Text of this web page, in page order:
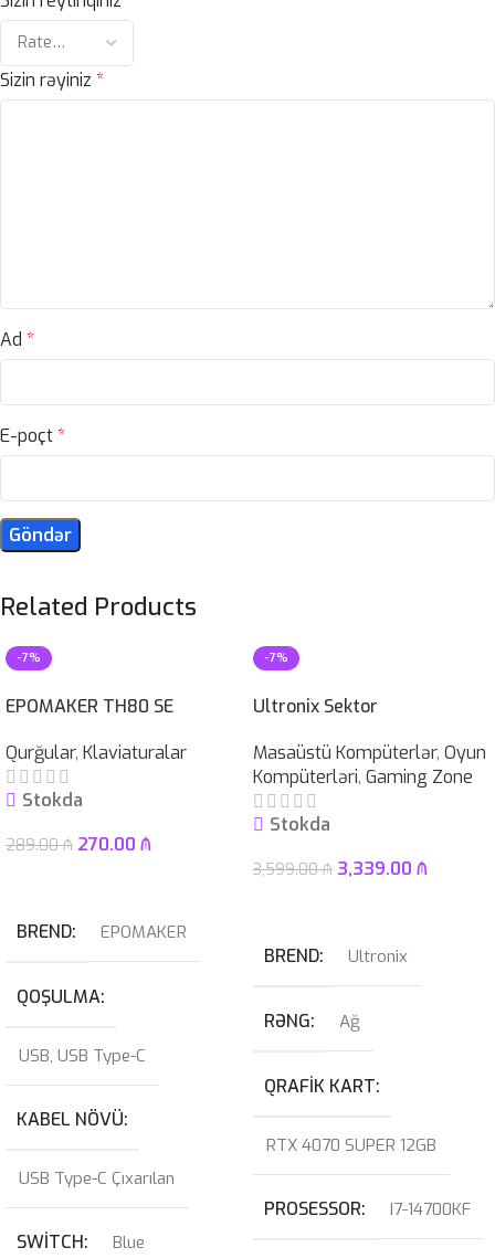
Sizin rəyiniz *
Ad *
E-poçt*
Related Products
-7%
EPOMAKER TH80 SE
Qurğular, Klaviaturalar
Stokda
289.00₼ 270.00 ₼
BREND EPOMAKER
QOŞULMA
USB, USB Type-C
KABEL NÖVÜ
USB Type-C Çıxarılan
SWITCH Blue
-7%
Ultronix Sektor
Masaüstü Kompüterlər, Oyun
Kompüterləri, Gaming Zone
Stokda
3,599.00₼ 3,339.00 ₼
BREND Ultronix
RƏNG Ağ
QRAFIK KART
RTX 4070 SUPER 12GB
PROSESSOR I7-14700KF